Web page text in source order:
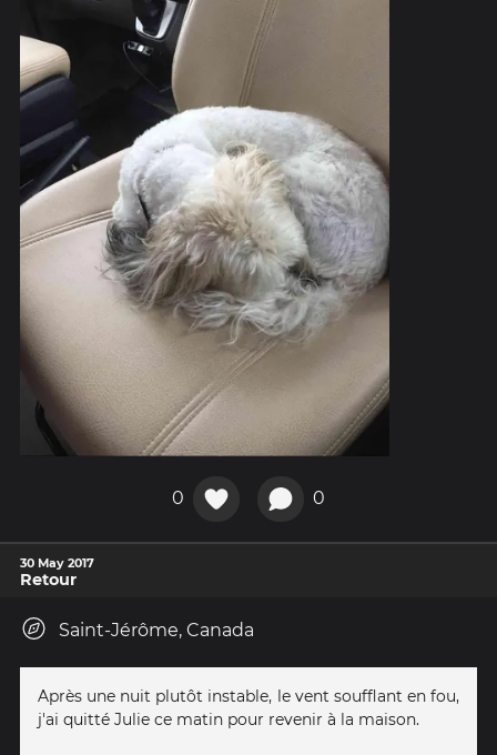
0 0
30 May 2017
Retour
Saint-Jérôme, Canada
Après une nuit plutôt instable, le vent soufflant en fou,
j'ai quitté Julie ce matin pour revenir à la maison.